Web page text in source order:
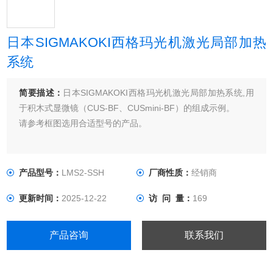
日本SIGMAKOKI西格玛光机激光局部加热
系统
简要描述： 日本SIGMAKOKI西格玛光机激光局部加热系统,用
于积木式显微镜（CUS-BF、CUSmini-BF）的组成示例。
请参考框图选用合适型号的产品。
产品型号： LMS2-SSH 厂商性质： 经销商
更新时间：2025-12-22 访 问 量： 169
产品咨询 联系我们